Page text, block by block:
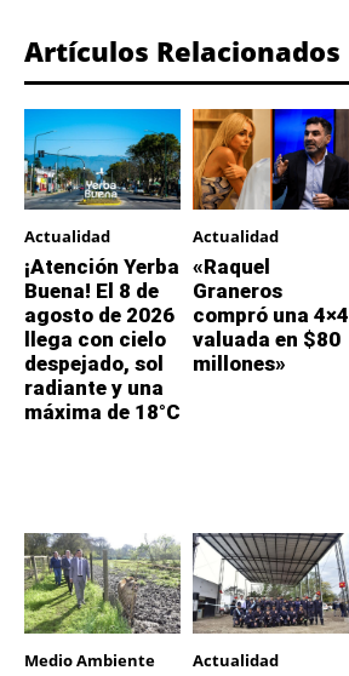
Artículos Relacionados
Actualidad
¡Atención Yerba
Buena! El 8 de
agosto de 2026
llega con cielo
despejado, sol
radiante y una
máxima de 18°C
Actualidad
«Raquel
Graneros
compró una 4×4
valuada en $80
millones»
Medio Ambiente Actualidad